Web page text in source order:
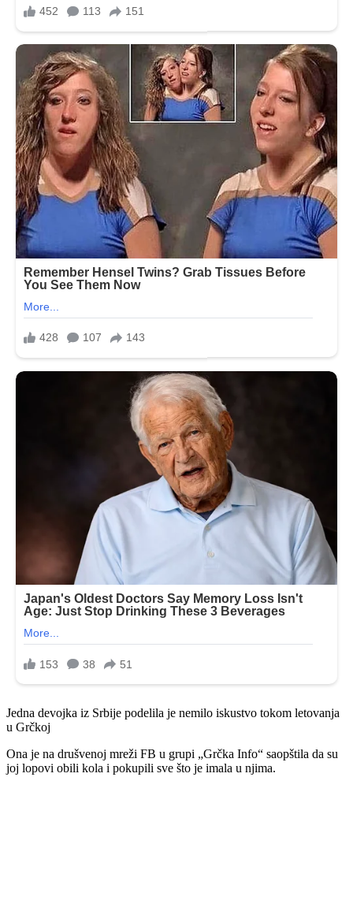
Jedna devojka iz Srbije podelila je nemilo iskustvo tokom letovanja
u Grčkoj
Ona je na drušvenoj mreži FB u grupi „Grčka Info“ saopštila da su
joj lopovi obili kola i pokupili sve što je imala u njima.